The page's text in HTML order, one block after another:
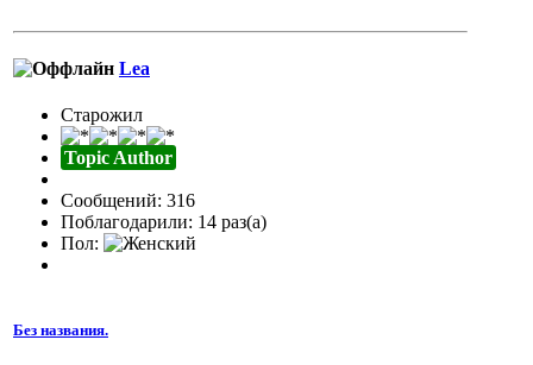
Lea
Старожил
Topic Author
Сообщений: 316
Поблагодарили: 14 раз(а)
Пол:
Без названия.